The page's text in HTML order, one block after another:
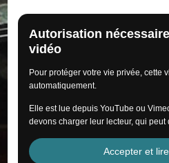
Autorisation
vidéo
Pour protéger votre vie privée, cette
automatiquement.
Elle est lue depuis YouTube ou
devons charger leur lecteur, qui peut
Accepter et